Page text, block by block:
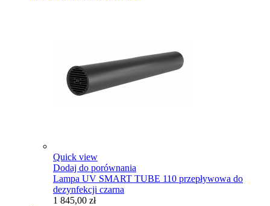
Quick view
Dodaj do porównania
Lampa UV SMART TUBE 110 przepływowa do
dezynfekcji czarna
1 845,00 zł